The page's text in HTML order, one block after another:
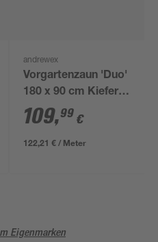
andrewex
Vorgartenzaun 'Duo'
180 x 90 cm Kiefer
anthrazit
109,99 €
122,21 € / Meter
Eigenmarken